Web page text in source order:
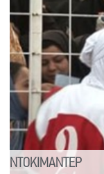
ΝΤΟΚΙΜΑΝΤΕΡ